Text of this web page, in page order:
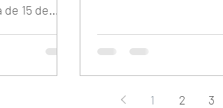
15 de
1 2 3